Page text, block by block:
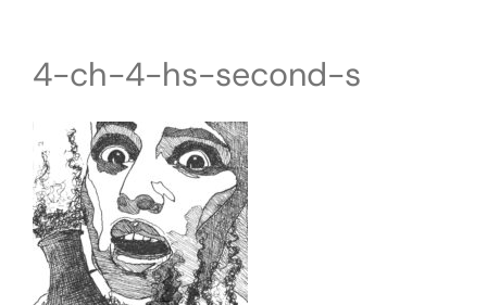
4-ch-4-hs-second-s